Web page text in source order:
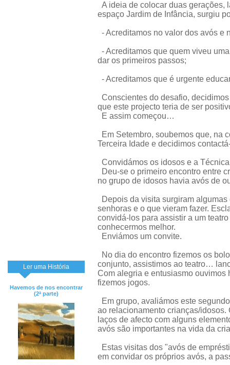
Ler uma História
Havemos de nos encontrar
(2ª parte)
A ideia de colocar duas gerações,
espaço Jardim de Infância, surgiu
- Acreditamos no valor dos avós
- Acreditamos que quem viveu
dar os primeiros passos;
- Acreditamos que é urgente
Conscientes do desafio,
que este projecto teria de ser
E assim começou…
Em Setembro, soubemos que, na
Terceira Idade e decidimos
Convidámos os idosos e a
Deu-se o primeiro encontro entre
no grupo de idosos havia avós de
Depois da visita surgiram
senhoras e o que vieram fazer.
convidá-los para assistir a um
conhecermos melhor.
Enviámos um convite.
No dia do encontro fizemos os
conjunto, assistimos ao teatro…
Com alegria e entusiasmo
fizemos jogos.
Em grupo, avaliámos este
ao relacionamento crianças/
laços de afecto com alguns
avós são importantes na vida da
Estas visitas dos "avós de
em convidar os próprios avós, a